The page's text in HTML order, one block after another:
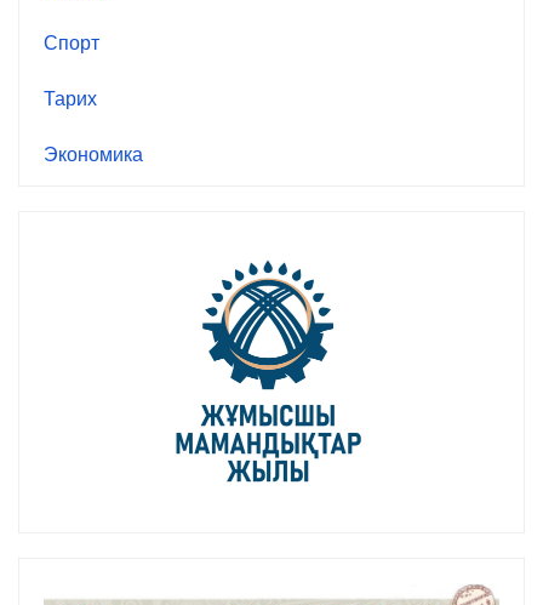
Спорт
Тарих
Экономика